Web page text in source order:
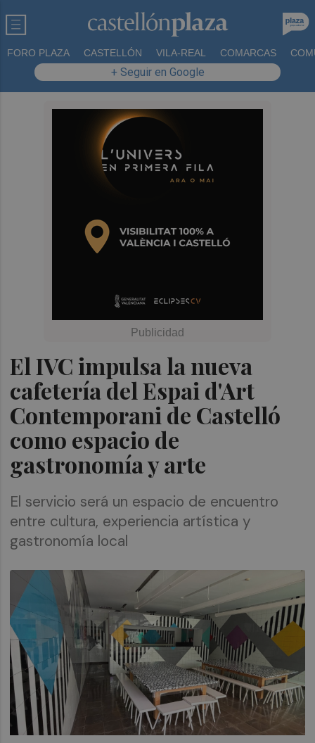
FORO PLAZA CASTELLÓN VILA-REAL COMARCAS
+ Seguir en Google
El IVC impulsa la nueva
cafetería del Espai d'Art
Contemporani de Castelló
como espacio de
gastronomía y arte
El servicio será un espacio de encuentro
entre cultura, experiencia artística y
gastronomía local